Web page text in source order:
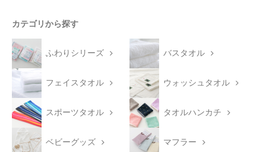
カテゴリから探す
ふわりシリーズ バスタオル
フェイスタオル ウォッシュタオル
スポーツタオル タオルハンカチ
ベビーグッズ マフラー